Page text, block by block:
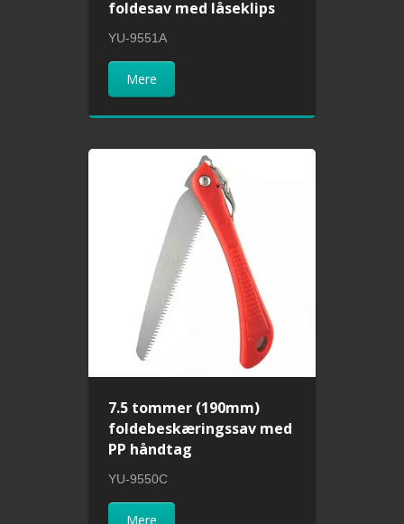
foldesav med låseklips
YU-9551A
Mere
7.5 tommer (190mm)
foldebeskæringssav med
PP håndtag
YU-9550C
Mere